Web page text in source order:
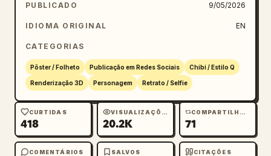
chibi 3D brilhante de alto detalhe, design
fofo inspirado no estilo coreano, com uma
proporção vertical de 9:16, com a identidade
de Touro claramente integrada ao conceito
geral.
PUBLICADO 9/05/2026
IDIOMA ORIGINAL EN
CATEGORIAS
Pôster / Folheto Publicação em Redes Sociais Chibi / Estilo Q
Renderização 3D Personagem Retrato / Selfie
CURTIDAS
418
VISUALIZAÇÕES
20.2K
COMPARTILHAMENTOS
71
COMENTÁRIOS SALVOS CITAÇÕES